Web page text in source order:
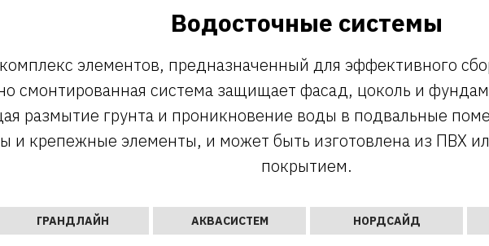
Водосточные системы
элементов, предназначенный для эффективного
смонтированная система защищает фасад, цоколь и
размытие грунта и проникновение воды в подвальные
и крепежные элементы, и может быть изготовлена из ПВХ
покрытием.
ГРАНДЛАЙН АКВАСИСТЕМ НОРДСАЙД